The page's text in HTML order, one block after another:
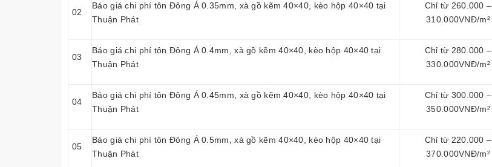
02
Báo giá chi phí tôn Đông Á 0.35mm, xà gồ kẽm 40×40, kèo hộp 40×40 tại
Thuận Phát
Chỉ từ 260.000 –
310.000VNĐ/m²
03
Báo giá chi phí tôn Đông Á 0.4mm, xà gồ kẽm 40×40, kèo hộp 40×40 tại
Thuận Phát
Chỉ từ 280.000 –
330.000VNĐ/m²
04
Báo giá chi phí tôn Đông Á 0.45mm, xà gồ kẽm 40×40, kèo hộp 40×40 tại
Thuận Phát
Chỉ từ 300.000 –
350.000VNĐ/m²
05
Báo giá chi phí tôn Đông Á 0.5mm, xà gồ kẽm 40×40, kèo hộp 40×40 tại
Thuận Phát
Chỉ từ 220.000 –
370.000VNĐ/m²